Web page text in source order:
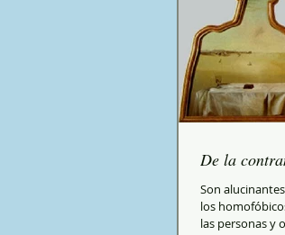
De la
Son
los
las personas y